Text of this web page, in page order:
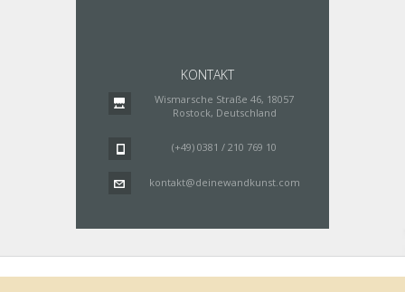
KONTAKT
Wismarsche Straße 46, 18057
Rostock, Deutschland
(+49) 0381 / 210 769 10
kontakt@deinewandkunst.com